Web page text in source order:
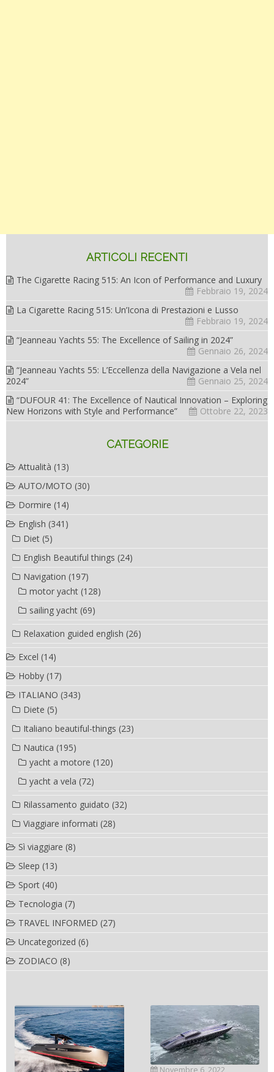
ARTICOLI RECENTI
The Cigarette Racing 515: An Icon of Performance and Luxury
Febbraio 19, 2024
La Cigarette Racing 515: Un’Icona di Prestazioni e Lusso
Febbraio 19, 2024
“Jeanneau Yachts 55: The Excellence of Sailing in 2024”
Gennaio 26, 2024
“Jeanneau Yachts 55: L’Eccellenza della Navigazione a Vela nel
2024”
Gennaio 25, 2024
“DUFOUR 41: The Excellence of Nautical Innovation – Exploring
New Horizons with Style and Performance”
Ottobre 22, 2023
CATEGORIE
Attualità (13)
AUTO/MOTO (30)
Dormire (14)
English (341)
Diet (5)
English Beautiful things (24)
Navigation (197)
motor yacht (128)
sailing yacht (69)
Relaxation guided english (26)
Excel (14)
Hobby (17)
ITALIANO (343)
Diete (5)
Italiano beautiful-things (23)
Nautica (195)
yacht a motore (120)
yacht a vela (72)
Rilassamento guidato (32)
Viaggiare informati (28)
Sì viaggiare (8)
Sleep (13)
Sport (40)
Tecnologia (7)
TRAVEL INFORMED (27)
Uncategorized (6)
ZODIACO (8)
Novembre 6, 2022